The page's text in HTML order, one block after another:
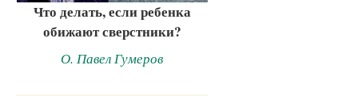
Что делать, если ребенка
обижают сверстники?
О. Павел Гумеров